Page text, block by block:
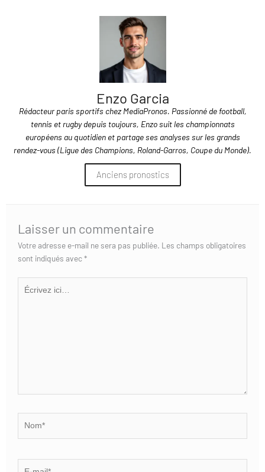
Enzo Garcia
Rédacteur paris sportifs chez MediaPronos. Passionné de football,
tennis et rugby depuis toujours, Enzo suit les championnats
européens au quotidien et partage ses analyses sur les grands
rendez-vous (Ligue des Champions, Roland-Garros, Coupe du Monde).
Anciens pronostics
Laisser un commentaire
Votre adresse e-mail ne sera pas publiée. Les champs obligatoires
sont indiqués avec*
Écrivez
ici…